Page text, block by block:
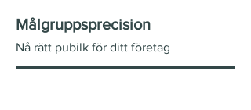
Målgruppsprecision
Nå rätt pubilk för ditt företag